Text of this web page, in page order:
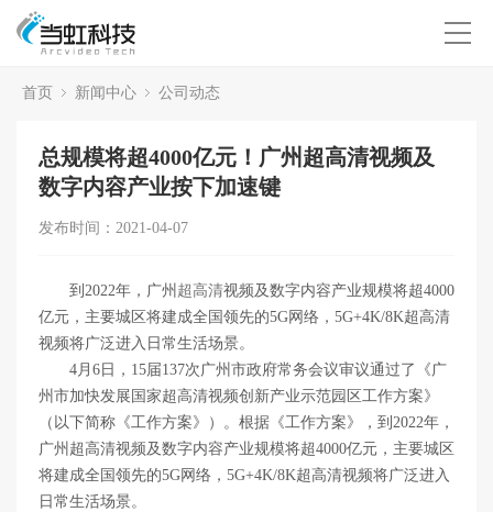
首页 新闻中心 公司动态
总规模将超4000亿元！广州超高清视频及
数字内容产业按下加速键
发布时间：2021-04-07
到2022年，广州 超高清视频及数字内容产业规模将超4000
亿元，主要城区将建成全国领先的5G网络，5G+4K/8K超高清
视频将广泛进入日常生活场景。
4月6日，15届137次广州市政府常务会议审议通过了《广
州市加快发展国家超高清视频创新产业示范园区工作方案》
（以下简称《工作方案》）。根据《工作方案》，到2022年，
广州超高清视频及数字内容产业规模将超4000亿元，主要城区
将建成全国领先的5G网络，5G+4K/8K超高清视频将广泛进入
日常生活场景。